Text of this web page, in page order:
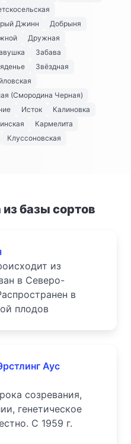
Джинн
Добрыня
Дружная
Забава
Звёздная
(Смородина Черная)
Исток
Калиновка
Кармелита
Клуссоновская
базы сортов
из
в Северо-
в
плодов
Аус
созревания,
генетическое
С 1959 г.